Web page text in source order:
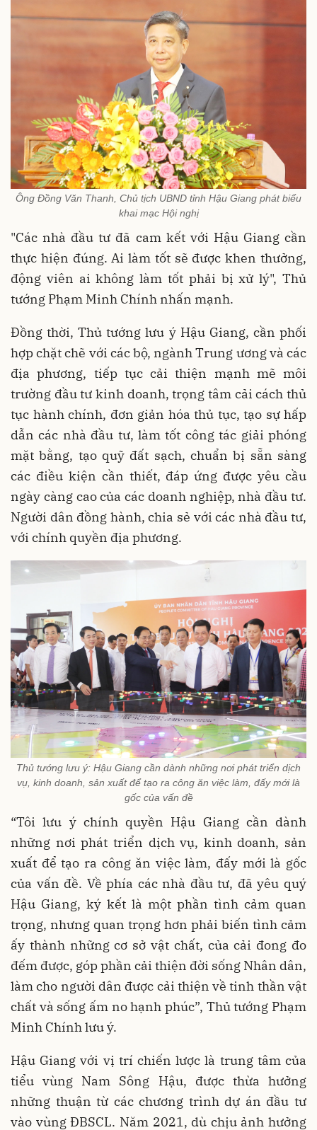
Ông Đồng Văn Thanh, Chủ tịch UBND tỉnh Hậu Giang phát biểu
khai mạc Hội nghị
"Các nhà đầu tư đã cam kết với Hậu Giang cần
thực hiện đúng. Ai làm tốt sẽ được khen thưởng,
động viên ai không làm tốt phải bị xử lý", Thủ
tướng Phạm Minh Chính nhấn mạnh.
Đồng thời, Thủ tướng lưu ý Hậu Giang, cần phối
hợp chặt chẽ với các bộ, ngành Trung ương và các
địa phương, tiếp tục cải thiện mạnh mẽ môi
trường đầu tư kinh doanh, trọng tâm cải cách thủ
tục hành chính, đơn giản hóa thủ tục, tạo sự hấp
dẫn các nhà đầu tư, làm tốt công tác giải phóng
mặt bằng, tạo quỹ đất sạch, chuẩn bị sẵn sàng
các điều kiện cần thiết, đáp ứng được yêu cầu
ngày càng cao của các doanh nghiệp, nhà đầu tư.
Người dân đồng hành, chia sẻ với các nhà đầu tư,
với chính quyền địa phương.
Thủ tướng lưu ý: Hậu Giang cần dành những nơi phát triển dịch
vụ, kinh doanh, sản xuất để tạo ra công ăn việc làm, đấy mới là
gốc của vấn đề
“Tôi lưu ý chính quyền Hậu Giang cần dành
những nơi phát triển dịch vụ, kinh doanh, sản
xuất để tạo ra công ăn việc làm, đấy mới là gốc
của vấn đề. Về phía các nhà đầu tư, đã yêu quý
Hậu Giang, ký kết là một phần tình cảm quan
trọng, nhưng quan trọng hơn phải biến tình cảm
ấy thành những cơ sở vật chất, của cải đong đo
đếm được, góp phần cải thiện đời sống Nhân dân,
làm cho người dân được cải thiện về tinh thần vật
chất và sống ấm no hạnh phúc”, Thủ tướng Phạm
Minh Chính lưu ý.
Hậu Giang với vị trí chiến lược là trung tâm của
tiểu vùng Nam Sông Hậu, được thừa hưởng
những thuận từ các chương trình dự án đầu tư
vào vùng ĐBSCL. Năm 2021, dù chịu ảnh hưởng